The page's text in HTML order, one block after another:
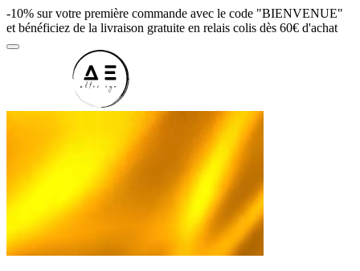
-10% sur votre première commande avec le code "BIENVENUE"
et bénéficiez de la livraison gratuite en relais colis dès 60€ d'achat